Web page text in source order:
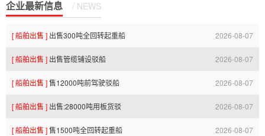
企业最新信息 / NEWS
[ 船舶出售 ] 出售300吨全回转起重船 2026-08-07
23:35:08.0
[ 船舶出售 ] 出售管缆铺设驳船 2026-08-07
23:35:07.0
[ 船舶出售 ]售12000吨前驾驶驳船 2026-08-07
23:35:05.0
[ 船舶出售 ] 出售:28000吨用板货驳 2026-08-07
23:35:03.0
[ 船舶出售 ]售1500吨全回转起重船 2026-08-07